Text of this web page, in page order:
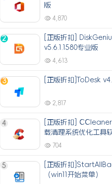
版
4,870
2
[正版折扣]
v5.6.1.1580专业版
4,613
3 [正版折扣]ToDesk
2,817
4
[正版折扣]
载清理系统优化工具
704
5
[正版折扣
（win11开始菜单）